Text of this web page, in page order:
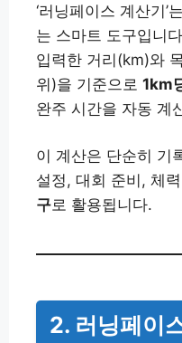
‘러닝페이스 계산기’
는 스마트 도구입니
입력한 거리(km)와
위)을 기준으로 1km
완주 시간을 자동 계
이 계산은 단순히 기
설정, 대회 준비, 체
구로 활용됩니다.
2. 러닝페이